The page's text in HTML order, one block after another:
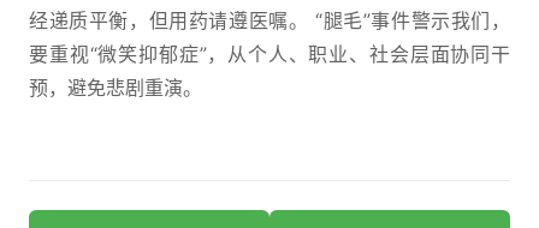
经递质平衡，但用药请遵医嘱。 “腿毛”事件警示我们，
要重视“微笑抑郁症”，从个人、职业、社会层面协同干
预，避免悲剧重演。